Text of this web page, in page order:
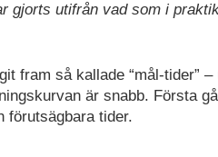
gjorts utifrån vad som i
fram så kallade “mål-tider”
är snabb. Första
förutsägbara tider.